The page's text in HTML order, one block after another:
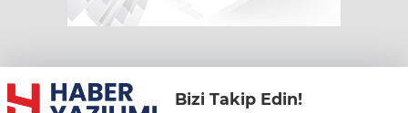
Bizi Takip Edin!